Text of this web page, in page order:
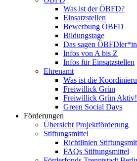
Was ist der ÖBFD?
Einsatzstellen
Bewerbung ÖBFD
Bildungstage
Das sagen
Infos von A bis Z
Infos für Einsatzstellen
Ehrenamt
Was ist die
Freiwillick Grün
Freiwillick Grün Aktiv!
Green Social Days
Förderungen
Übersicht Projektförderung
Stiftungsmittel
Richtlinien
FAQs Stiftungsmittel